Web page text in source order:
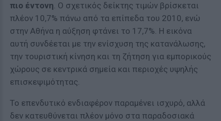
πιο έντονη. Ο σχετικός δείκτης τιμών βρίσκεται
πλέον 10,7% πάνω από τα επίπεδα του 2010, ενώ
στην Αθήνα η αύξηση φτάνει το 17,7%. Η εικόνα
αυτή συνδέεται με την ενίσχυση της κατανάλωσης,
την τουριστική κίνηση και τη ζήτηση για εμπορικούς
χώρους σε κεντρικά σημεία και περιοχές υψηλής
επισκεψιμότητας.
Το επενδυτικό ενδιαφέρον παραμένει ισχυρό, αλλά
δεν κατευθύνεται πλέον μόνο στα παραδοσιακά